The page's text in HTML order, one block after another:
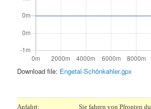
Download file: Engetal-Schönkahler.gpx
Anfahrt:
Sie fahren von Pfronten